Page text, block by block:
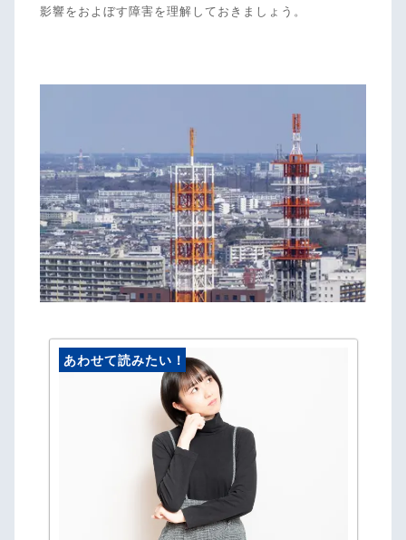
影響をおよぼす障害を理解しておきましょう。
あわせて読みたい！